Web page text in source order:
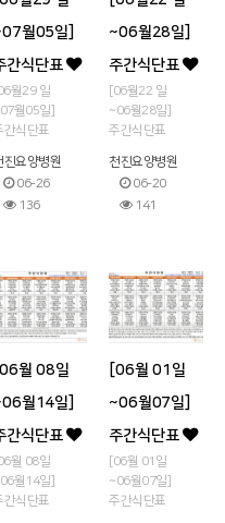
월05일]
간식단표
월29 일
월05일]
간식단표
진요양병원
06-26
136
~06월28일]
주간식단표
[06월22 일
~06월28일]
주간식단표
천진요양병원
06-20
141
[06월 08일
월14일]
간식단표
월 08일
월14일]
간식단표
[06월 01일
~06월07일]
주간식단표
[06월 01일
~06월07일]
주간식단표